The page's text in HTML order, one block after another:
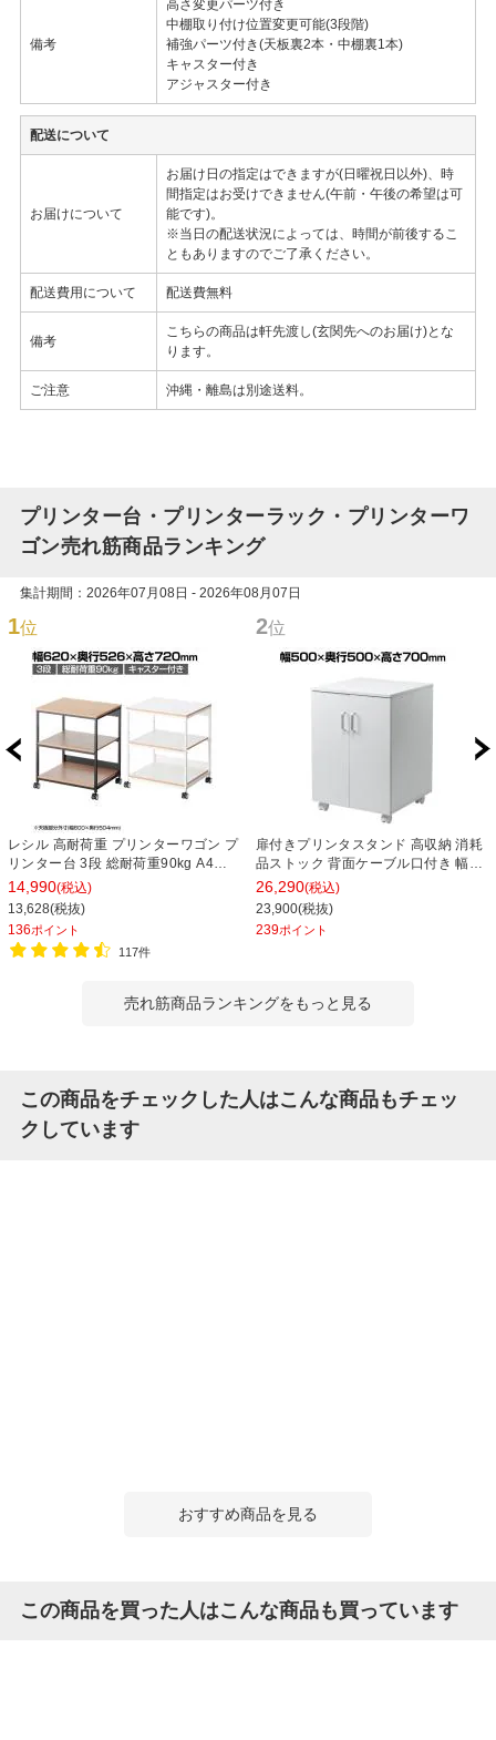
備考
高さ変更パーツ付き
中棚取り付け位置変更可能(3段階)
補強パーツ付き(天板裏2本・中棚裏1本)
キャスター付き
アジャスター付き
配送について
お届けについて
お届け日の指定はできますが(日曜祝日以外)、時
間指定はお受けできません(午前・午後の希望は可
能です)。
※当日の配送状況によっては、時間が前後するこ
ともありますのでご了承ください。
配送費用について 配送費無料
備考
こちらの商品は軒先渡し(玄関先へのお届け)とな
ります。
ご注意 沖縄・離島は別途送料。
プリンター台・プリンターラック・プリンターワ
ゴン売れ筋商品ランキング
集計期間：2026年07月08日 - 2026年08月07日
1位
レシル 高耐荷重 プリンターワゴン プ
リンター台 3段 総耐荷重90kg A4対
応 可動棚付き 幅620×奥行526×高さ
720mm プリンターラック 木目調 キ
ャスター付き
14,990(税込)
13,628(税抜)
136ポイント
117件
2位
扉付きプリンタスタンド 高収納 消耗
品ストック 背面ケーブル口付き 幅
500×奥行500×高さ700mm
26,290(税込)
23,900(税抜)
239ポイント
売れ筋商品ランキングをもっと見る
この商品をチェックした人はこんな商品もチェッ
クしています
おすすめ商品を見る
この商品を買った人はこんな商品も買っています